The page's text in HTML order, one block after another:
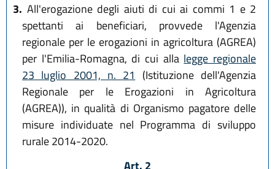
3. All'erogazione degli aiuti di cui ai commi 1 e 2
spettanti ai beneficiari, provvede l'Agenzia
regionale per le erogazioni in agricoltura (AGREA)
per l'Emilia-Romagna, di cui alla legge regionale
23 luglio 2001, n. 21 (Istituzione dell'Agenzia
Regionale per le Erogazioni in Agricoltura
(AGREA)), in qualità di Organismo pagatore delle
misure individuate nel Programma di sviluppo
rurale 2014-2020.
Art. 2